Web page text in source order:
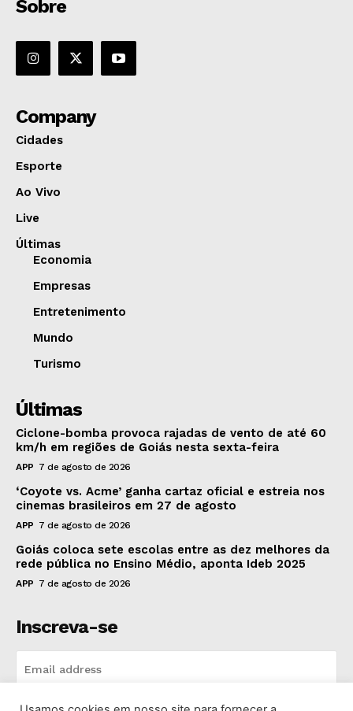
Sobre
Company
Cidades
Esporte
Ao Vivo
Live
Últimas
Economia
Empresas
Entretenimento
Mundo
Turismo
Últimas
Ciclone-bomba provoca rajadas de vento de até 60
km/h em regiões de Goiás nesta sexta-feira
APP 7 de agosto de 2026
‘Coyote vs. Acme’ ganha cartaz oficial e estreia nos
cinemas brasileiros em 27 de agosto
APP 7 de agosto de 2026
Goiás coloca sete escolas entre as dez melhores da
rede pública no Ensino Médio, aponta Ideb 2025
APP 7 de agosto de 2026
Inscreva-se